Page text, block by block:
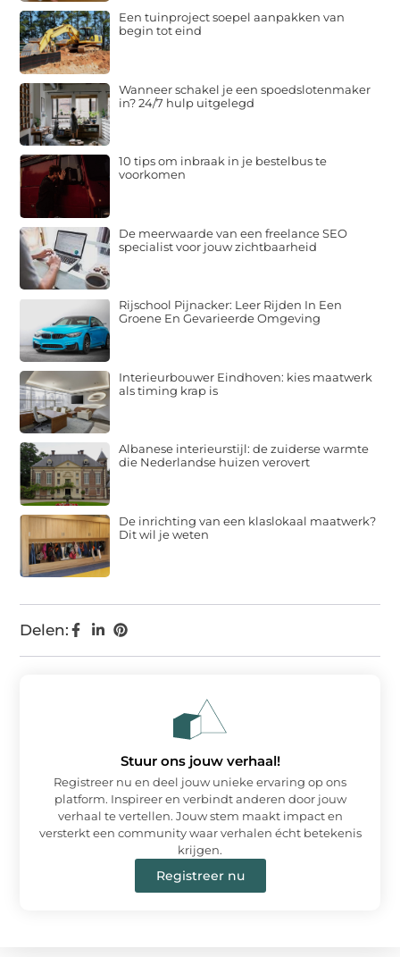
Delen:
Een tuinproject soepel aanpakken van
begin tot eind
Wanneer schakel je een spoedslotenmaker
in? 24/7 hulp uitgelegd
10 tips om inbraak in je bestelbus te
voorkomen
De meerwaarde van een freelance SEO
specialist voor jouw zichtbaarheid
Rijschool Pijnacker: Leer Rijden In Een
Groene En Gevarieerde Omgeving
Interieurbouwer Eindhoven: kies maatwerk
als timing krap is
Albanese interieurstijl: de zuiderse warmte
die Nederlandse huizen verovert
De inrichting van een klaslokaal maatwerk?
Dit wil je weten
Stuur ons jouw verhaal!
Registreer nu en deel jouw unieke ervaring op ons
platform. Inspireer en verbindt anderen door jouw
verhaal te vertellen. Jouw stem maakt impact en
versterkt een community waar verhalen écht betekenis
krijgen.
Registreer nu